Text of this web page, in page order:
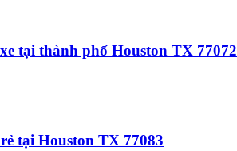
tại thành phố Houston TX 77072
tại Houston TX 77083